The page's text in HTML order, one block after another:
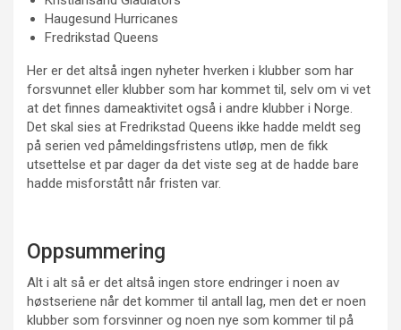
Haugesund Hurricanes
Fredrikstad Queens
Her er det altså ingen nyheter hverken i klubber som har
forsvunnet eller klubber som har kommet til, selv om vi vet
at det finnes dameaktivitet også i andre klubber i Norge.
Det skal sies at Fredrikstad Queens ikke hadde meldt seg
på serien ved påmeldingsfristens utløp, men de fikk
utsettelse et par dager da det viste seg at de hadde bare
hadde misforstått når fristen var.
Oppsummering
Alt i alt så er det altså ingen store endringer i noen av
høstseriene når det kommer til antall lag, men det er noen
klubber som forsvinner og noen nye som kommer til på